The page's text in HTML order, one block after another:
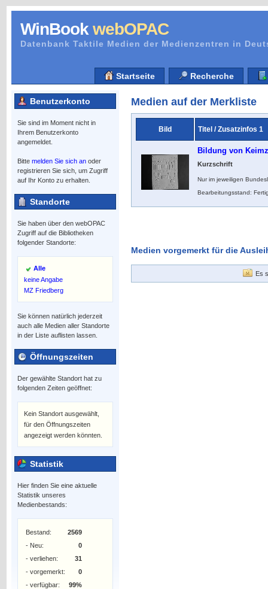
WinBook webOPAC
Datenbank Taktile Medien der Medienzentren in
Startseite Recherche
Benutzerkonto
Sie sind im Moment nicht in
Ihrem Benutzerkonto
angemeldet.
Bitte melden Sie sich an oder
registrieren Sie sich, um Zugriff
auf Ihr Konto zu erhalten.
Standorte
Sie haben über den webOPAC
Zugriff auf die Bibliotheken
folgender Standorte:
Alle
keine Angabe
MZ Friedberg
Sie können natürlich jederzeit
auch alle Medien aller Standorte
in der Liste auflisten lassen.
Öffnungszeiten
Der gewählte Standort hat zu
folgenden Zeiten geöffnet:
Kein Standort ausgewählt,
für den Öffnungszeiten
angezeigt werden könnten.
Statistik
Hier finden Sie eine aktuelle
Statistik unseres
Medienbestands:
Bestand:
2569
- Neu:
0
- verliehen:
31
- vorgemerkt:
0
- verfügbar:
99%
Medien auf der Merkliste
Bild Titel / Zusatzinfos 1
Bildung von
Kurzschrift
Nur im jeweiligen
Bearbeitungsstand:
Medien vorgemerkt für die
Es